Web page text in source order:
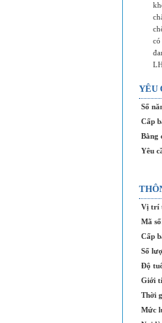
có
YÊU
Số
Cấp
Bằng
Yêu
Vị trí
Mã
Cấp
Số
Độ
Giới
Thời
Mức